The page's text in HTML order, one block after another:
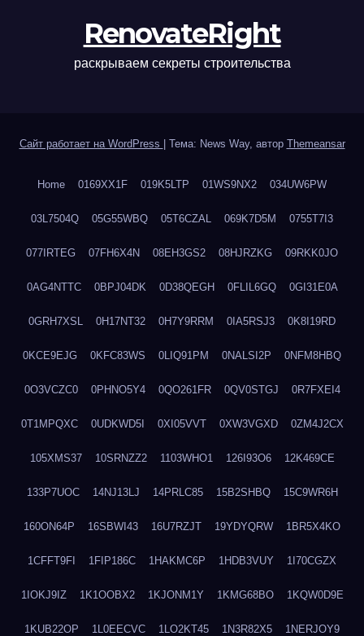
RenovateRight
раскрываем секреты строительства
Сайт работает на WordPress Тема: News Way, автор Themeansar
Home 0169XX1F 019K5LTP 01WS9NX2 034UW6PW
03L7504Q 05G55WBQ 05T6CZAL 069K7D5M 0755T7I3
077IRTEG 07FH6X4N 08EH3GS2 08HJRZKG 09RKK0JO
0AG4NTTC 0BPJ04DK 0D38QEGH 0FLIL6GQ 0GI31E0A
0GRH7XSL 0H17NT32 0H7Y9RRM 0IA5RSJ3 0K8I19RD
0KCE9EJG 0KFC83WS 0LIQ91PM 0NALSI2P 0NFM8HBQ
0O3VCZC0 0PHNO5Y4 0QO261FR 0QV0STGJ 0R7FXEI4
0T1MPQXC 0UDKWD5I 0XI05VVT 0XW3VGXD 0ZM4J2CX
105XMS37 10SRNZZ2 1103WHO1 126I93O6 12K469CE
133P7UOC 14NJ13LJ 14PRLC85 15B2SHBQ 15C9WR6H
160ON64P 16SBWI43 16U7RZJT 19YDYQRW 1BR5X4KO
1CFFT9FI 1FIP186C 1HAKMC6P 1HDB3VUY 1I70CGZX
1IOKJ9IZ 1K1OOBX2 1KJONM1Y 1KMG68BO 1KQW0D9E
1KUB22OP 1L0EECVC 1LO2KT45 1N3R82X5 1NERJOY9